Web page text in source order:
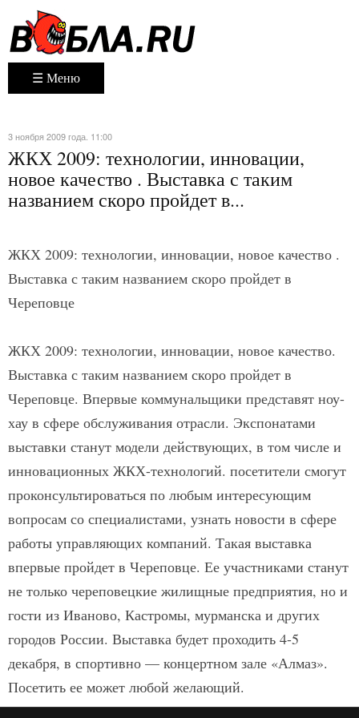
☰ Меню
3 ноября 2009 года. 11:00
ЖКХ 2009: технологии, инновации,
новое качество . Выставка с таким
названием скоро пройдет в...
ЖКХ 2009: технологии, инновации, новое качество .
Выставка с таким названием скоро пройдет в
Череповце
ЖКХ 2009: технологии, инновации, новое качество.
Выставка с таким названием скоро пройдет в
Череповце. Впервые коммунальщики представят ноу-
хау в сфере обслуживания отрасли. Экспонатами
выставки станут модели действующих, в том числе и
инновационных ЖКХ-технологий. посетители смогут
проконсультироваться по любым интересующим
вопросам со специалистами, узнать новости в сфере
работы управляющих компаний. Такая выставка
впервые пройдет в Череповце. Ее участниками станут
не только череповецкие жилищные предприятия, но и
гости из Иваново, Кастромы, мурманска и других
городов России. Выставка будет проходить 4-5
декабря, в спортивно — концертном зале «Алмаз».
Посетить ее может любой желающий.